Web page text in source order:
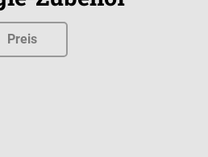
Preis